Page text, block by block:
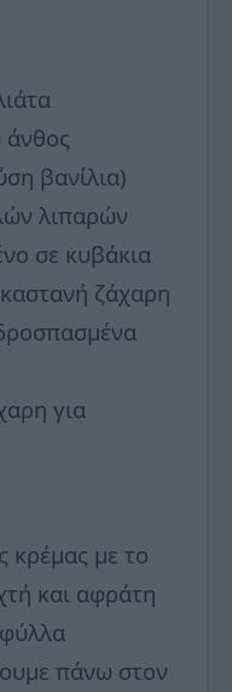
άνθος
βανίλια)
λιπαρών
σε κυβάκια
ζάχαρη
για
κρέμας με το
και αφράτη
πάνω στον